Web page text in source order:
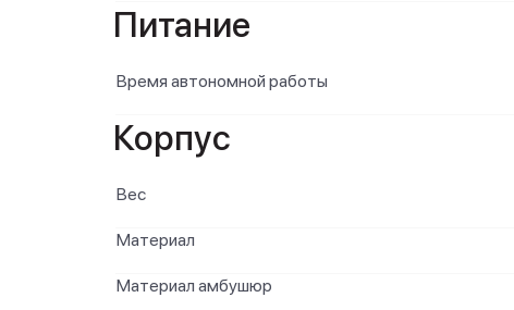
Питание
Время автономной работы
Корпус
Вес
Материал
Материал амбушюр